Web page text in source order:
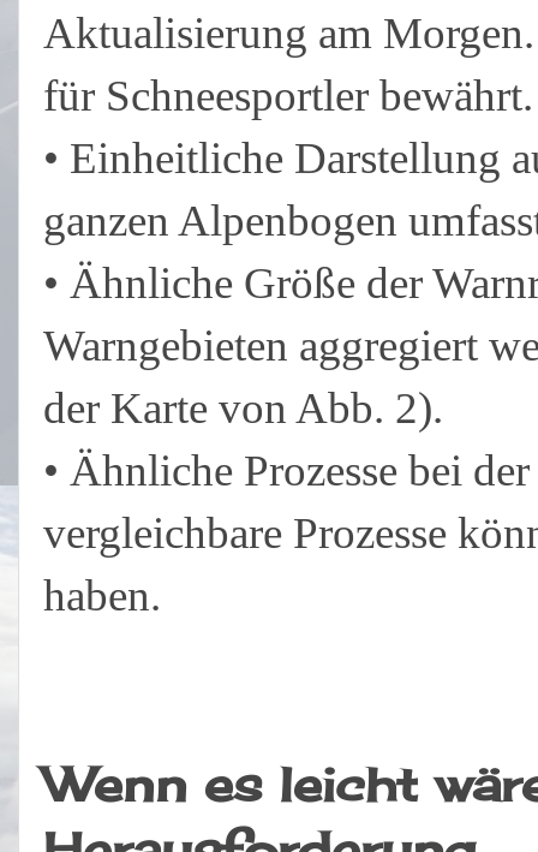
Aktualisierung am
für Schneesportler bewährt.
• Einheitliche Darstellung
ganzen Alpenbogen
• Ähnliche Größe der
Warngebieten aggregiert
der Karte von Abb. 2).
• Ähnliche Prozesse bei
vergleichbare Prozesse
haben.
Wenn es leicht